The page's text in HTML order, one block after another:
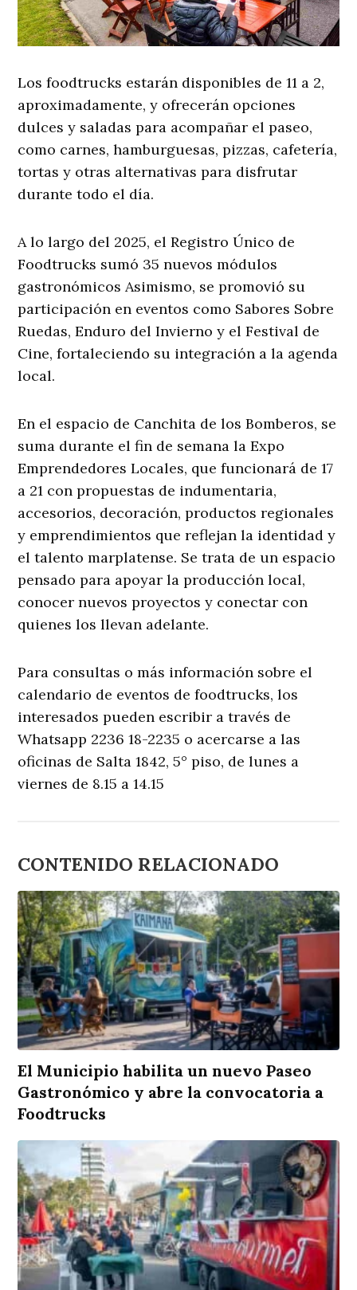
Los foodtrucks estarán disponibles de 11 a 2,
aproximadamente, y ofrecerán opciones
dulces y saladas para acompañar el paseo,
como carnes, hamburguesas, pizzas, cafetería,
tortas y otras alternativas para disfrutar
durante todo el día.
A lo largo del 2025, el Registro Único de
Foodtrucks sumó 35 nuevos módulos
gastronómicos Asimismo, se promovió su
participación en eventos como Sabores Sobre
Ruedas, Enduro del Invierno y el Festival de
Cine, fortaleciendo su integración a la agenda
local.
En el espacio de Canchita de los Bomberos, se
suma durante el fin de semana la Expo
Emprendedores Locales, que funcionará de 17
a 21 con propuestas de indumentaria,
accesorios, decoración, productos regionales
y emprendimientos que reflejan la identidad y
el talento marplatense. Se trata de un espacio
pensado para apoyar la producción local,
conocer nuevos proyectos y conectar con
quienes los llevan adelante.
Para consultas o más información sobre el
calendario de eventos de foodtrucks, los
interesados pueden escribir a través de
Whatsapp 2236 18-2235 o acercarse a las
oficinas de Salta 1842, 5° piso, de lunes a
viernes de 8.15 a 14.15
CONTENIDO RELACIONADO
El Municipio habilita un nuevo Paseo
Gastronómico y abre la convocatoria a
Foodtrucks